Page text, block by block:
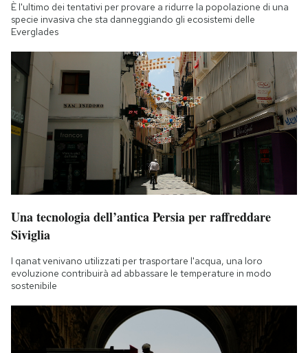
È l'ultimo dei tentativi per provare a ridurre la popolazione di una
specie invasiva che sta danneggiando gli ecosistemi delle
Everglades
Una tecnologia dell’antica Persia per raffreddare
Siviglia
I qanat venivano utilizzati per trasportare l'acqua, una loro
evoluzione contribuirà ad abbassare le temperature in modo
sostenibile